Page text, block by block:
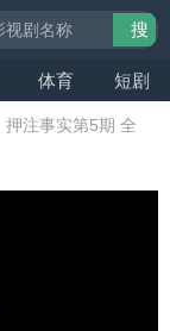
体育 短剧
搜
押注事实第5期 全